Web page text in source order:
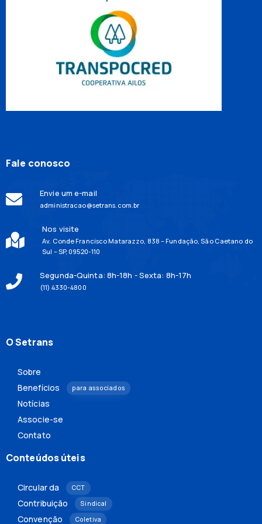
Fale conosco
Envie um e-mail
administracao@setrans.com.br
Nos visite
Av. Conde Francisco Matarazzo, 838 – Fundação, São Caetano do
Sul – SP, 09520-110
Segunda-Quinta: 8h-18h - Sexta: 8h-17h
(11) 4330-4800
O Setrans
Sobre
Benefícios
para associados
Notícias
Associe-se
Contato
Conteúdos úteis
Circular da CCT
Contribuição Sindical
Convenção Coletiva